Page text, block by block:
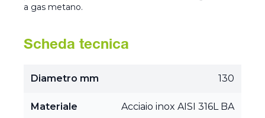
a gas metano.
Scheda tecnica
Diametro mm 130
Materiale Acciaio inox AISI 316L BA